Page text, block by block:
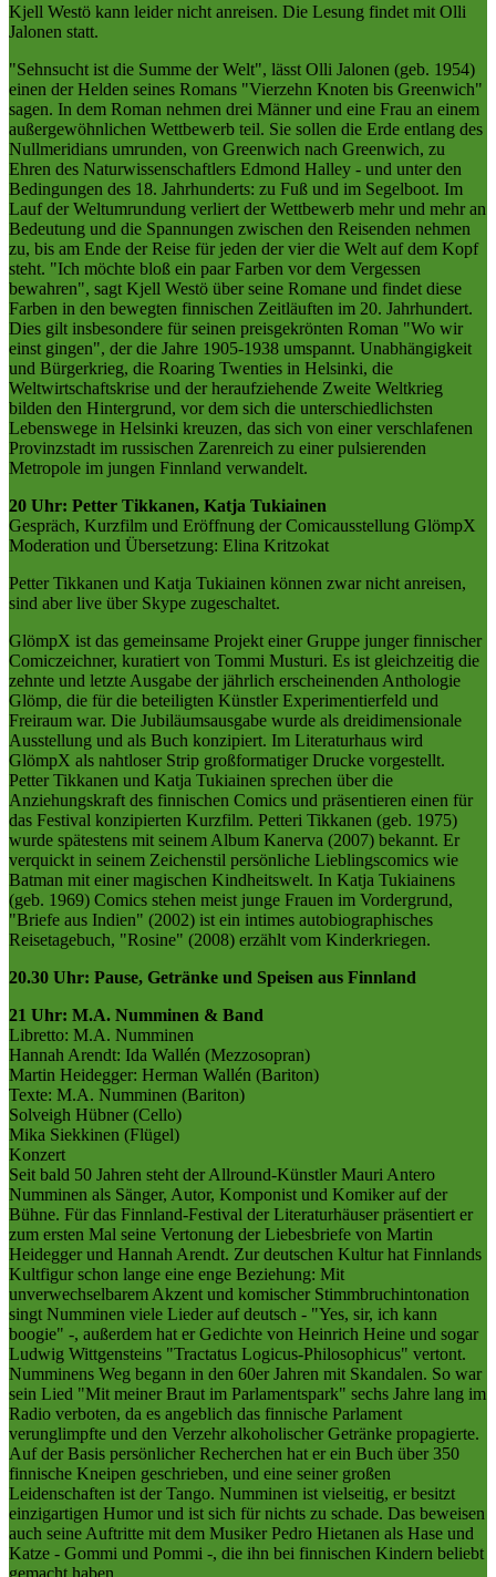
Kjell Westö kann leider nicht anreisen. Die Lesung findet mit Olli
Jalonen statt.
"Sehnsucht ist die Summe der Welt", lässt Olli Jalonen (geb. 1954)
einen der Helden seines Romans "Vierzehn Knoten bis Greenwich"
sagen. In dem Roman nehmen drei Männer und eine Frau an einem
außergewöhnlichen Wettbewerb teil. Sie sollen die Erde entlang des
Nullmeridians umrunden, von Greenwich nach Greenwich, zu
Ehren des Naturwissenschaftlers Edmond Halley - und unter den
Bedingungen des 18. Jahrhunderts: zu Fuß und im Segelboot. Im
Lauf der Weltumrundung verliert der Wettbewerb mehr und mehr an
Bedeutung und die Spannungen zwischen den Reisenden nehmen
zu, bis am Ende der Reise für jeden der vier die Welt auf dem Kopf
steht. "Ich möchte bloß ein paar Farben vor dem Vergessen
bewahren", sagt Kjell Westö über seine Romane und findet diese
Farben in den bewegten finnischen Zeitläuften im 20. Jahrhundert.
Dies gilt insbesondere für seinen preisgekrönten Roman "Wo wir
einst gingen", der die Jahre 1905-1938 umspannt. Unabhängigkeit
und Bürgerkrieg, die Roaring Twenties in Helsinki, die
Weltwirtschaftskrise und der heraufziehende Zweite Weltkrieg
bilden den Hintergrund, vor dem sich die unterschiedlichsten
Lebenswege in Helsinki kreuzen, das sich von einer verschlafenen
Provinzstadt im russischen Zarenreich zu einer pulsierenden
Metropole im jungen Finnland verwandelt.
20 Uhr: Petter Tikkanen, Katja Tukiainen
Gespräch, Kurzfilm und Eröffnung der Comicausstellung GlömpX
Moderation und Übersetzung: Elina Kritzokat
Petter Tikkanen und Katja Tukiainen können zwar nicht anreisen,
sind aber live über Skype zugeschaltet.
GlömpX ist das gemeinsame Projekt einer Gruppe junger finnischer
Comiczeichner, kuratiert von Tommi Musturi. Es ist gleichzeitig die
zehnte und letzte Ausgabe der jährlich erscheinenden Anthologie
Glömp, die für die beteiligten Künstler Experimentierfeld und
Freiraum war. Die Jubiläumsausgabe wurde als dreidimensionale
Ausstellung und als Buch konzipiert. Im Literaturhaus wird
GlömpX als nahtloser Strip großformatiger Drucke vorgestellt.
Petter Tikkanen und Katja Tukiainen sprechen über die
Anziehungskraft des finnischen Comics und präsentieren einen für
das Festival konzipierten Kurzfilm. Petteri Tikkanen (geb. 1975)
wurde spätestens mit seinem Album Kanerva (2007) bekannt. Er
verquickt in seinem Zeichenstil persönliche Lieblingscomics wie
Batman mit einer magischen Kindheitswelt. In Katja Tukiainens
(geb. 1969) Comics stehen meist junge Frauen im Vordergrund,
"Briefe aus Indien" (2002) ist ein intimes autobiographisches
Reisetagebuch, "Rosine" (2008) erzählt vom Kinderkriegen.
20.30 Uhr: Pause, Getränke und Speisen aus Finnland
21 Uhr: M.A. Numminen & Band
Libretto: M.A. Numminen
Hannah Arendt: Ida Wallén (Mezzosopran)
Martin Heidegger: Herman Wallén (Bariton)
Texte: M.A. Numminen (Bariton)
Solveigh Hübner (Cello)
Mika Siekkinen (Flügel)
Konzert
Seit bald 50 Jahren steht der Allround-Künstler Mauri Antero
Numminen als Sänger, Autor, Komponist und Komiker auf der
Bühne. Für das Finnland-Festival der Literaturhäuser präsentiert er
zum ersten Mal seine Vertonung der Liebesbriefe von Martin
Heidegger und Hannah Arendt. Zur deutschen Kultur hat Finnlands
Kultfigur schon lange eine enge Beziehung: Mit
unverwechselbarem Akzent und komischer Stimmbruchintonation
singt Numminen viele Lieder auf deutsch - "Yes, sir, ich kann
boogie" -, außerdem hat er Gedichte von Heinrich Heine und sogar
Ludwig Wittgensteins "Tractatus Logicus-Philosophicus" vertont.
Numminens Weg begann in den 60er Jahren mit Skandalen. So war
sein Lied "Mit meiner Braut im Parlamentspark" sechs Jahre lang im
Radio verboten, da es angeblich das finnische Parlament
verunglimpfte und den Verzehr alkoholischer Getränke propagierte.
Auf der Basis persönlicher Recherchen hat er ein Buch über 350
finnische Kneipen geschrieben, und eine seiner großen
Leidenschaften ist der Tango. Numminen ist vielseitig, er besitzt
einzigartigen Humor und ist sich für nichts zu schade. Das beweisen
auch seine Auftritte mit dem Musiker Pedro Hietanen als Hase und
Katze - Gommi und Pommi -, die ihn bei finnischen Kindern beliebt
gemacht haben.